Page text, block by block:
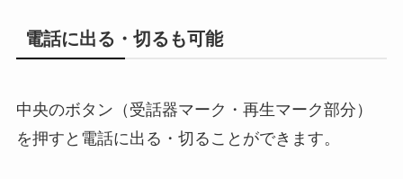
電話に出る・切るも可能
中央のボタン（受話器マーク・再生マーク部分）
を押すと電話に出る・切ることができます。